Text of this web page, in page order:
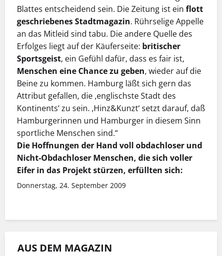
Blattes entscheidend sein. Die Zeitung ist ein flott
geschriebenes Stadtmagazin. Rührselige Appelle
an das Mitleid sind tabu. Die andere Quelle des
Erfolges liegt auf der Käuferseite: britischer
Sportsgeist, ein Gefühl dafür, dass es fair ist,
Menschen eine Chance zu geben, wieder auf die
Beine zu kommen. Hamburg läßt sich gern das
Attribut gefallen, die ,englischste Stadt des
Kontinents‘ zu sein. ,Hinz&Kunzt‘ setzt darauf, daß
Hamburgerinnen und Hamburger in diesem Sinn
sportliche Menschen sind.“
Die Hoffnungen der Hand voll obdachloser und
Nicht-Obdachloser Menschen, die sich voller
Eifer in das Projekt stürzen, erfüllten sich:
Donnerstag, 24. September 2009
AUS DEM MAGAZIN